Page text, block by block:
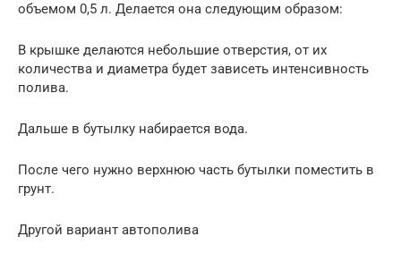
объемом 0,5 л. Делается она следующим образом:
В крышке делаются небольшие отверстия, от их
количества и диаметра будет зависеть интенсивность
полива.
Дальше в бутылку набирается вода.
После чего нужно верхнюю часть бутылки поместить в
грунт.
Другой вариант автополива